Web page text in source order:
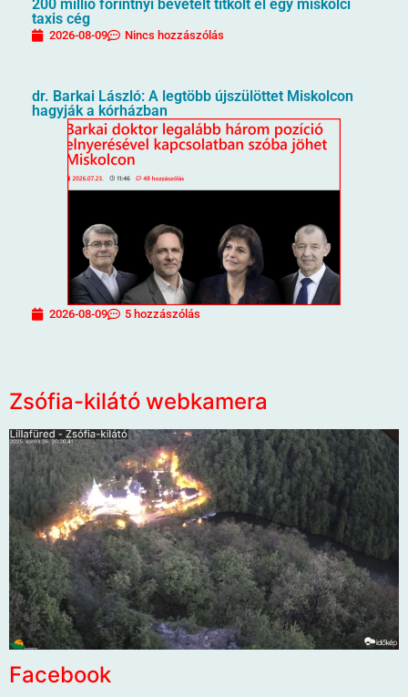
200 millió forintnyi bevételt titkolt el egy miskolci
taxis cég
2026-08-09 Nincs hozzászólás
dr. Barkai László: A legtöbb újszülöttet Miskolcon
hagyják a kórházban
2026-08-09 5 hozzászólás
Zsófia-kilátó webkamera
Facebook